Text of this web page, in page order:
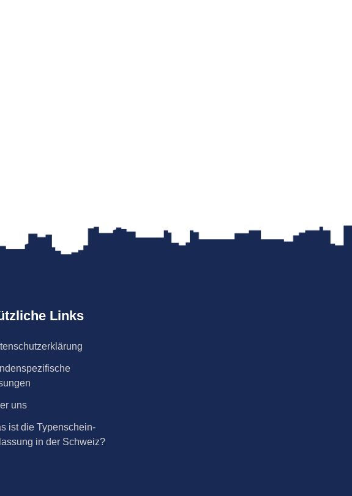
Links
uns
ist die Typenschein-
in der Schweiz?